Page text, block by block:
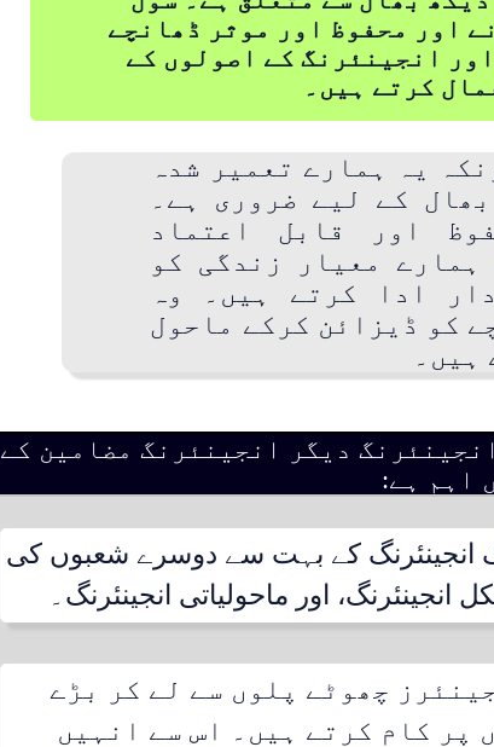
اور محفوظ اور موثر ڈھانچے
انجینئرنگ کے اصولوں کے
کرتے ہیں۔
یہ ہمارے تعمیر شدہ
کے لیے ضروری ہے۔
اور قابل اعتماد
ہمارے معیار زندگی کو
ادا کرتے ہیں۔ وہ
کو ڈیزائن کرکے ماحول
ہیں۔
دیگر انجینئرنگ مضامین کے
اہم ہے:
انجینئرنگ کے بہت سے دوسرے شعبوں کی
انجینئرنگ، اور ماحولیاتی انجینئرنگ۔
چھوٹے پلوں سے لے کر بڑے
پر کام کرتے ہیں۔ اس سے انہیں